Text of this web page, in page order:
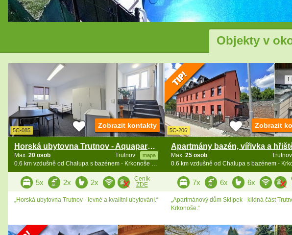
Objekty v
5C-085
Horská ubytovna Trutnov - Aquapark Trutnov
Trutnov mapa
Max. 20 osob
0.6 km vzdušně od Chalupa s bazénem - Krkonoše a Broumovsko
Zobrazit kontakty
5x 2x 2x
Ceník
ZDE
„Horská ubytovna Trutnov - levné a kvalitní ubytování.“
1
5C-206
Trutnov
Max. 25 osob
Zobrazit
7x 6x 6x
„Apartmánový dům Sklípek - klidná část
Krkonoše.“